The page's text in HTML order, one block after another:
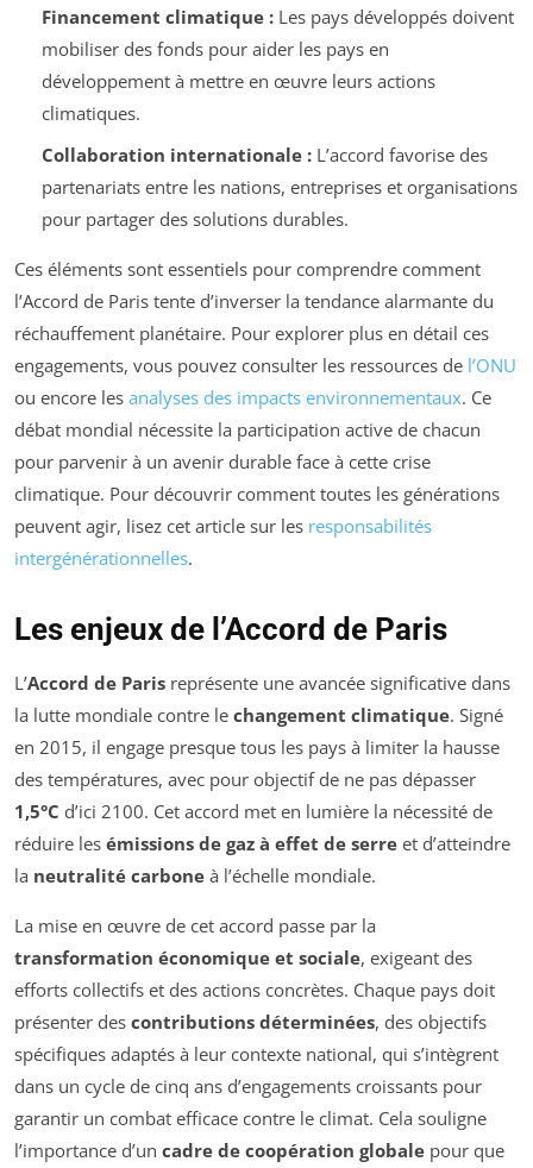
Financement climatique :Les pays développés doivent
mobiliser des fonds pour aider les pays en
développement à mettre en œuvre leurs actions
climatiques.
Collaboration internationale :L’accord favorise des
partenariats entre les nations, entreprises et organisations
pour partager des solutions durables.
Ces éléments sont essentiels pour comprendre comment
l’Accord de Paris tente d’inverser la tendance alarmante du
réchauffement planétaire. Pour explorer plus en détail ces
engagements, vous pouvez consulter les ressources de l’ONU
ou encore les analyses des impacts environnementaux. Ce
débat mondial nécessite la participation active de chacun
pour parvenir à un avenir durable face à cette crise
climatique. Pour découvrir comment toutes les générations
peuvent agir, lisez cet article sur les responsabilités
intergénérationnelles.
Les enjeux de l’Accord de Paris
L’Accord de Paris représente une avancée significative dans
la lutte mondiale contre le changement climatique. Signé
en 2015, il engage presque tous les pays à limiter la hausse
des températures, avec pour objectif de ne pas dépasser
1,5°C d’ici 2100. Cet accord met en lumière la nécessité de
réduire les émissions de gaz à effet de serre et d’atteindre
la neutralité carbone à l’échelle mondiale.
La mise en œuvre de cet accord passe par la
transformation économique et sociale, exigeant des
efforts collectifs et des actions concrètes. Chaque pays doit
présenter des contributions déterminées, des objectifs
spécifiques adaptés à leur contexte national, qui s’intègrent
dans un cycle de cinq ans d’engagements croissants pour
garantir un combat efficace contre le climat. Cela souligne
l’importance d’un cadre de coopération globale pour que